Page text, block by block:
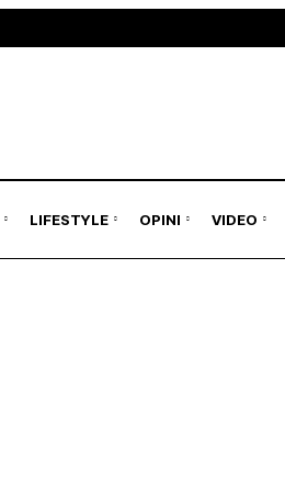
LIFESTYLE OPINI VIDEO
Kawasan GlobalTrends & ModeGagasan